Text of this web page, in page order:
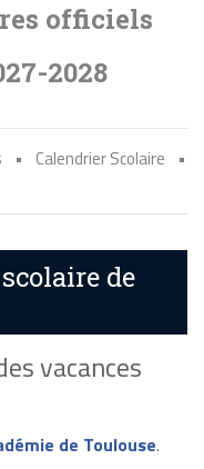
officiels
2028
• Calendrier Scolaire
•
de
vacances
de Toulouse.